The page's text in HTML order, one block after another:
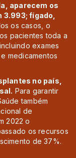
aparecem os
fígado,
os casos, o
pacientes toda a
exames
medicamentos
no país,
Para garantir
também
de
2022 o
os recursos
de 37%.